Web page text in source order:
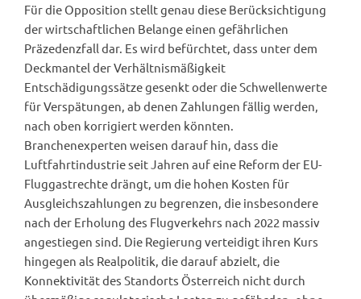
Für die Opposition stellt genau diese Berücksichtigung
der wirtschaftlichen Belange einen gefährlichen
Präzedenzfall dar. Es wird befürchtet, dass unter dem
Deckmantel der Verhältnismäßigkeit
Entschädigungssätze gesenkt oder die Schwellenwerte
für Verspätungen, ab denen Zahlungen fällig werden,
nach oben korrigiert werden könnten.
Branchenexperten weisen darauf hin, dass die
Luftfahrtindustrie seit Jahren auf eine Reform der EU-
Fluggastrechte drängt, um die hohen Kosten für
Ausgleichszahlungen zu begrenzen, die insbesondere
nach der Erholung des Flugverkehrs nach 2022 massiv
angestiegen sind. Die Regierung verteidigt ihren Kurs
hingegen als Realpolitik, die darauf abzielt, die
Konnektivität des Standorts Österreich nicht durch